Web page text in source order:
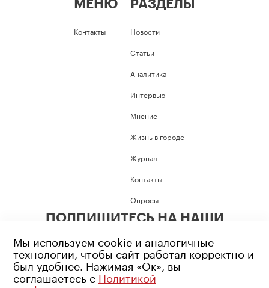
МЕНЮ
Контакты
РАЗДЕЛЫ
Новости
Статьи
Аналитика
Интервью
Мнение
Жизнь в городе
Журнал
Контакты
Опросы
ПОДПИШИТЕСЬ НА НАШИ
Мы используем cookie и аналогичные
технологии, чтобы сайт работал корректно и
был удобнее. Нажимая «Ок», вы
соглашаетесь с Политикой